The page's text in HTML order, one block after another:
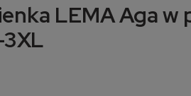
LEMA Aga w